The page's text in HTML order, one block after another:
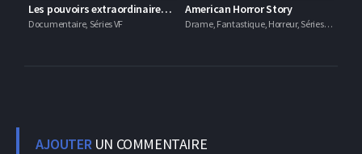
Les pouvoirs extraordinaires de la nature
Documentaire, Séries VF
American Horror Story
Drame, Fantastique, Horreur, Séries VF
AJOUTERUN COMMENTAIRE